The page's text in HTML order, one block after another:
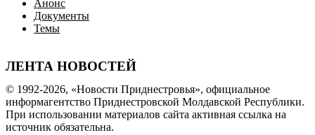
Анонс
Документы
Темы
ЛЕНТА НОВОСТЕЙ
© 1992-2026, «Новости Приднестровья», официальное
информагентство Приднестровской Молдавской Республики.
При использовании материалов сайта активная ссылка на
источник обязательна.